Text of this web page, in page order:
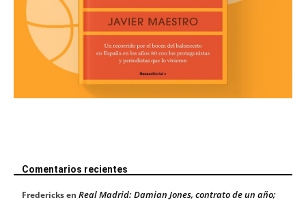
Comentarios recientes
Fredericksen Real Madrid: Damian Jones, contrato de un año;